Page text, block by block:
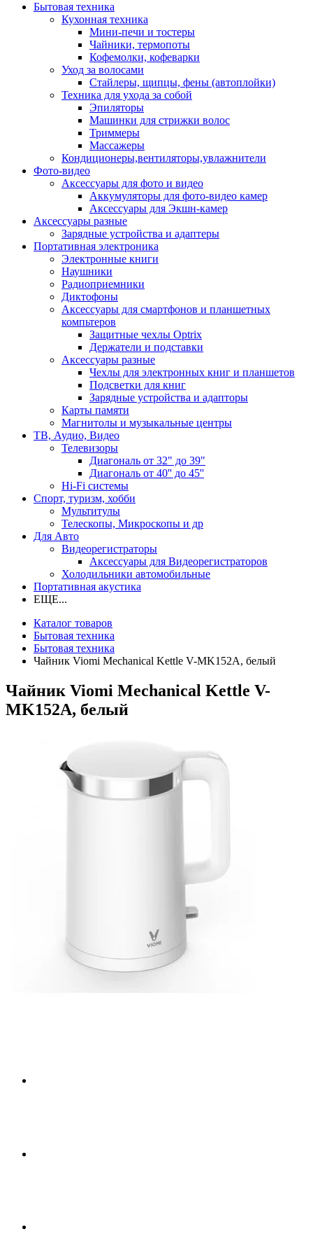
Бытовая техника
Кухонная техника
Мини-печи и тостеры
Чайники, термопоты
Кофемолки, кофеварки
Уход за волосами
Стайлеры, щипцы, фены (автоплойки)
Техника для ухода за собой
Эпиляторы
Машинки для стрижки волос
Триммеры
Массажеры
Кондиционеры,вентиляторы,увлажнители
Фото-видео
Аксессуары для фото и видео
Аккумуляторы для фото-видео камер
Аксессуары для Экшн-камер
Аксессуары разные
Зарядные устройства и адаптеры
Портативная электроника
Электронные книги
Наушники
Радиоприемники
Диктофоны
Аксессуары для смартфонов и планшетных
компьтеров
Защитные чехлы Optrix
Держатели и подставки
Аксессуары разные
Чехлы для электронных книг и планшетов
Подсветки для книг
Зарядные устройства и адапторы
Карты памяти
Магнитолы и музыкальные центры
ТВ, Аудио, Видео
Телевизоры
Диагональ от 32" до 39"
Диагональ от 40'' до 45''
Hi-Fi системы
Спорт, туризм, хобби
Мультитулы
Телескопы, Микроскопы и др
Для Авто
Видеорегистраторы
Аксессуары для Видеорегистраторов
Холодильники автомобильные
Портативная акустика
ЕЩЕ...
Каталог товаров
Бытовая техника
Бытовая техника
Чайник Viomi Mechanical Kettle V-MK152A, белый
Чайник Viomi Mechanical Kettle V-
MK152A, белый